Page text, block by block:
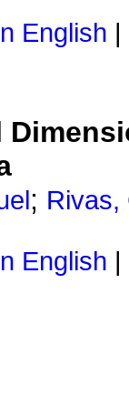
English
; Rivas,
English